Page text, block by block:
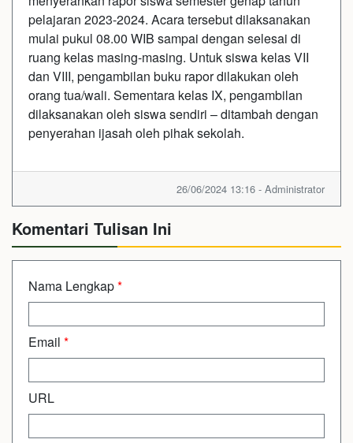
pelajaran 2023-2024. Acara tersebut dilaksanakan
mulai pukul 08.00 WIB sampai dengan selesai di
ruang kelas masing-masing. Untuk siswa kelas VII
dan VIII, pengambilan buku rapor dilakukan oleh
orang tua/wali. Sementara kelas IX, pengambilan
dilaksanakan oleh siswa sendiri – ditambah dengan
penyerahan ijasah oleh pihak sekolah.
26/06/2024 13:16 - Administrator
Komentari Tulisan Ini
Nama Lengkap*
Email *
URL